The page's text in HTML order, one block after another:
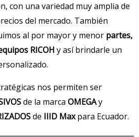
con una variedad muy amplia de
del mercado. También
al por mayor y menor partes,
RICOH y así brindarle un
nos permiten ser
de la marca OMEGAy
de IIID Maxpara Ecuador.